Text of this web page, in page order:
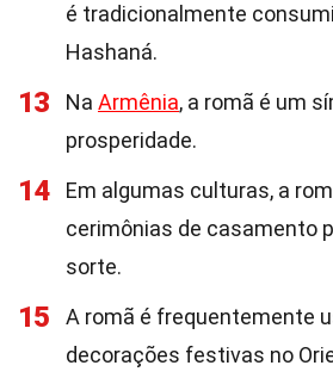
é tradicionalmente
Hashaná.
13 Na Armênia, a romã é um
prosperidade.
14
Em algumas culturas, a
cerimônias de casamento
sorte.
15
A romã é frequentemente
decorações festivas no